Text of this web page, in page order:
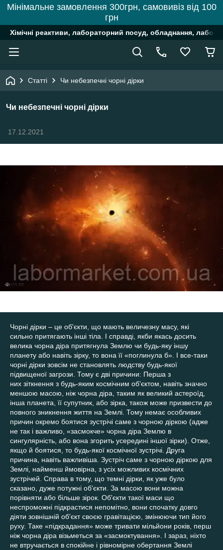
Мінімальне замовлення 300грн, самовивіз від 100
грн
Хімічні реактиви, лабораторний посуд, обладнання,
Статті Чи небезпечні чорні дірки
Чи небезпечні чорні дірки
17.12.2021
Чорні дірки – це об'єкти, що мають величезну масу, які
сильно притягають інші тіла. І справді, якби якась досить
велика чорна діра притягнула Землю чи будь-яку іншу
планету або навіть зірку, то вона її «поглинула б». І все-таки
чорні дірки зовсім не становлять людству будь-якої
підвищеної загрози. Тому є дві причини: Перша з
них зіткнення з будь-яким космічним об'єктом, навіть значно
меншою масою, ніж чорна діра, таким як великий астероїд,
інша планета, її супутник, або зірка, також може призвести до
повного зникнення життя на Землі. Тому немає особливих
причин окремо боятися зустрічі саме з чорною діркою (адже
не так і важливо, «засмокче» чорна діра Землю в
сингулярність, або вона згорить усередині іншої зірки). Отже,
якщо й боятися, то будь-якої космічної зустрічі. Друга
причина, навіть важливіша. Зустріч саме з чорною діркою для
Землі, найменш ймовірна, з усіх можливих космічних
зустрічей. Справа в тому, що темні дірки, як уже було
сказано, дуже потужні об'єкти. За масою вони можна
порівняти або більше зірок. Об'єкти такої маси що
неспроможні підкрастися непомітно, вони спочатку довго
діяти зовнішній об'єкт своєю гравітацією, змінюючи тип його
руху. Таке «підкрадання» може тривати мільйони років, перш
ніж чорна діра візьметься за «засмоктування». І зараз, ніхто
не втручається в спокійне і рівномірне обертання Землі